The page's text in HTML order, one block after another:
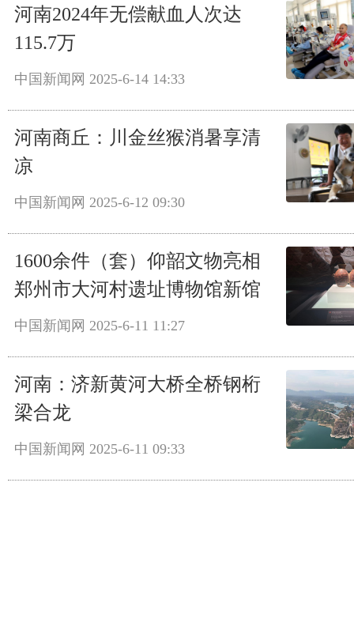
河南2024年无偿献血人次达
115.7万
中国新闻网 2025-6-14 14:33
河南商丘：川金丝猴消暑享清
凉
中国新闻网 2025-6-12 09:30
1600余件（套）仰韶文物亮相
郑州市大河村遗址博物馆新馆
中国新闻网 2025-6-11 11:27
河南：济新黄河大桥全桥钢桁
梁合龙
中国新闻网 2025-6-11 09:33